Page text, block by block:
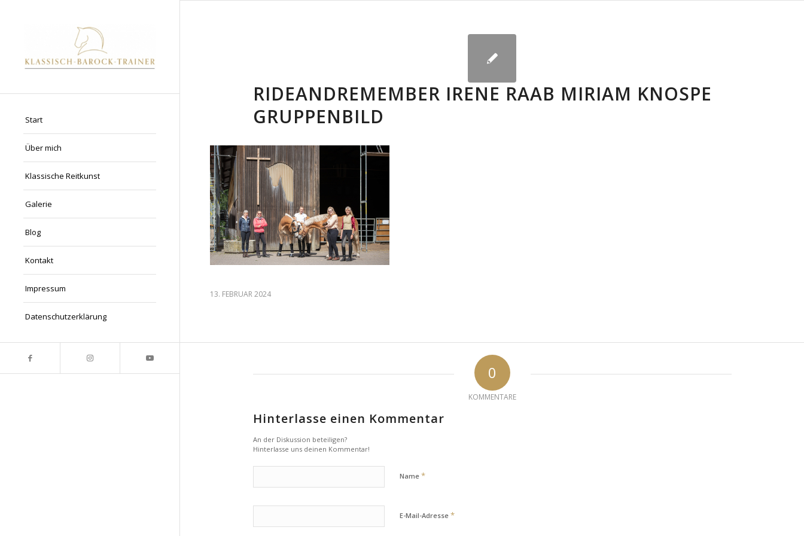
Start
Über mich
Klassische Reitkunst
Galerie
Blog
Kontakt
Impressum
Datenschutzerklärung
RIDEANDREMEMBER IRENE RAAB MIRIAM KNOSPE
GRUPPENBILD
13. FEBRUAR 2024
0
KOMMENTARE
Hinterlasse einen Kommentar
An der Diskussion beteiligen?
Hinterlasse uns deinen Kommentar!
Name *
E-Mail-Adresse *